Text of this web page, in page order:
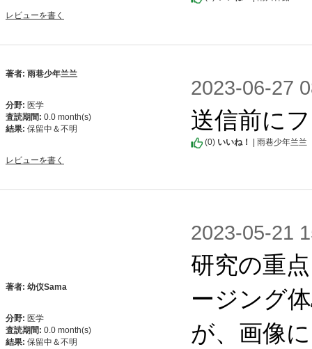
レビューを書く
著者: 雨巷少年兰兰
分野: 医学
査読期間: 0.0 month(s)
結果: 保留中＆不明
レビューを書く
2023-06-27
送信前に
(0) いいね！ | 雨巷少年兰兰
著者: 幼仪Sama
分野: 医学
査読期間: 0.0 month(s)
結果: 保留中＆不明
2023-05-21
研究の重
ージング
が、画像